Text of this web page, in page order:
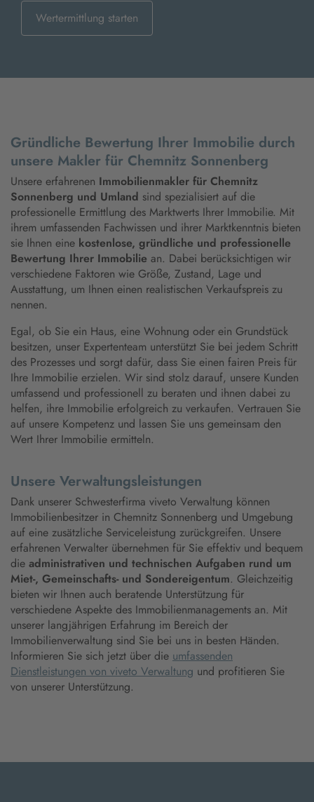
Wertermittlung starten
Gründliche Bewertung Ihrer Immobilie durch
unsere Makler für Chemnitz Sonnenberg
Unsere erfahrenen Immobilienmakler für Chemnitz
Sonnenberg und Umland sind spezialisiert auf die
professionelle Ermittlung des Marktwerts Ihrer Immobilie. Mit
ihrem umfassenden Fachwissen und ihrer Marktkenntnis bieten
sie Ihnen eine kostenlose, gründliche und professionelle
Bewertung Ihrer Immobilie an. Dabei berücksichtigen wir
verschiedene Faktoren wie Größe, Zustand, Lage und
Ausstattung, um Ihnen einen realistischen Verkaufspreis zu
nennen.
Egal, ob Sie ein Haus, eine Wohnung oder ein Grundstück
besitzen, unser Expertenteam unterstützt Sie bei jedem Schritt
des Prozesses und sorgt dafür, dass Sie einen fairen Preis für
Ihre Immobilie erzielen. Wir sind stolz darauf, unsere Kunden
umfassend und professionell zu beraten und ihnen dabei zu
helfen, ihre Immobilie erfolgreich zu verkaufen. Vertrauen Sie
auf unsere Kompetenz und lassen Sie uns gemeinsam den
Wert Ihrer Immobilie ermitteln.
Unsere Verwaltungsleistungen
Dank unserer Schwesterfirma viveto Verwaltung können
Immobilienbesitzer in Chemnitz Sonnenberg und Umgebung
auf eine zusätzliche Serviceleistung zurückgreifen. Unsere
erfahrenen Verwalter übernehmen für Sie effektiv und bequem
die administrativen und technischen Aufgaben rund um
Miet-, Gemeinschafts- und Sondereigentum. Gleichzeitig
bieten wir Ihnen auch beratende Unterstützung für
verschiedene Aspekte des Immobilienmanagements an. Mit
unserer langjährigen Erfahrung im Bereich der
Immobilienverwaltung sind Sie bei uns in besten Händen.
Informieren Sie sich jetzt über die umfassenden
Dienstleistungen von viveto Verwaltung und profitieren Sie
von unserer Unterstützung.